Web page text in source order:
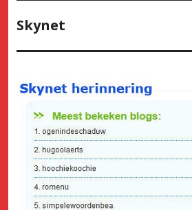
Skynet